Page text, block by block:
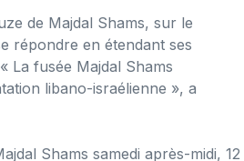
de Majdal Shams, sur le
répondre en étendant ses
La fusée Majdal Shams
libano-israélienne », a
Shams samedi après-midi, 12